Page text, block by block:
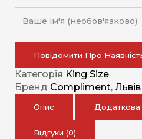
Повідомити Про
Категорія King Size
Бренд Compliment, Львів
Опис Додаткова
Відгуки (0)